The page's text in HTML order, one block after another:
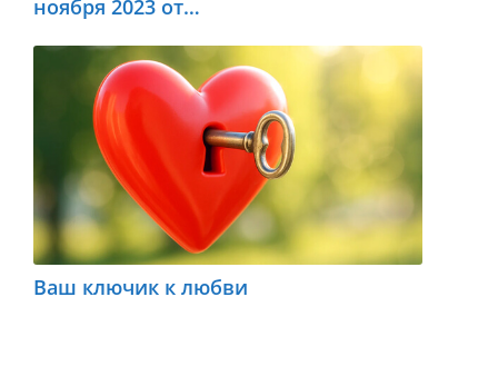
ноября 2023 от…
Ваш ключик к любви